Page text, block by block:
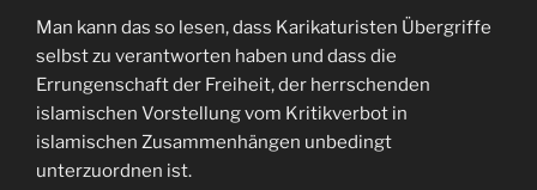
Man kann das so lesen, dass Karikaturisten Übergriffe
selbst zu verantworten haben und dass die
Errungenschaft der Freiheit, der herrschenden
islamischen Vorstellung vom Kritikverbot in
islamischen Zusammenhängen unbedingt
unterzuordnen ist.